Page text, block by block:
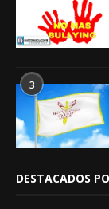
3
DESTACADOS